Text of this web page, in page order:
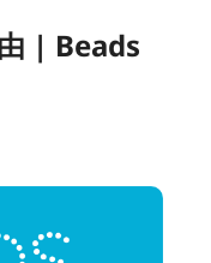
| Beads